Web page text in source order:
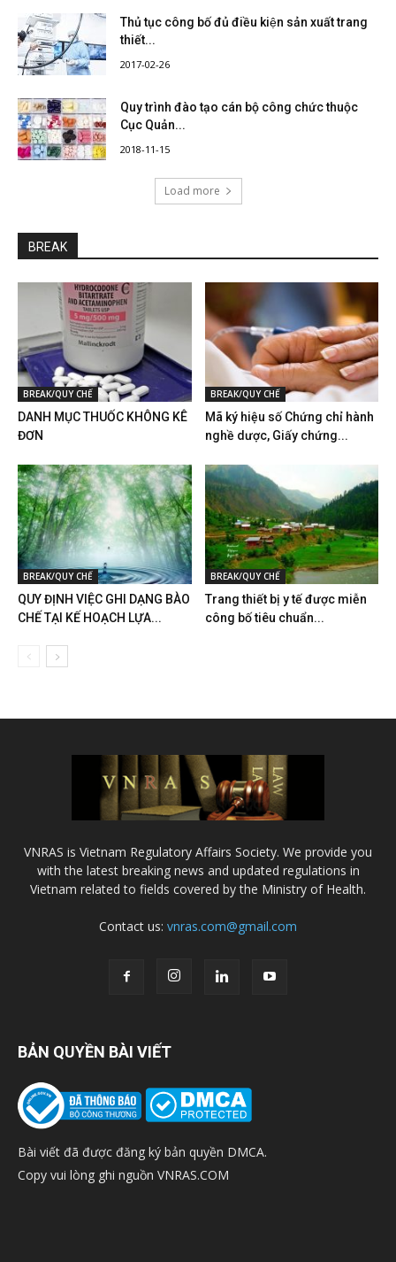
Thủ tục công bố đủ điều kiện sản xuất trang
thiết...
2017-02-26
Quy trình đào tạo cán bộ công chức thuộc
Cục Quản...
2018-11-15
Load more
BREAK
BREAK/QUY CHẾ
DANH MỤC THUỐC KHÔNG KÊ
ĐƠN
BREAK/QUY CHẾ
Mã ký hiệu số Chứng chỉ hành
nghề dược, Giấy chứng...
BREAK/QUY CHẾ
QUY ĐỊNH VIỆC GHI DẠNG BÀO
CHẾ TẠI KẾ HOẠCH LỰA...
BREAK/QUY CHẾ
Trang thiết bị y tế được miễn
công bố tiêu chuẩn...
VNRAS is Vietnam Regulatory Affairs Society. We provide you
with the latest breaking news and updated regulations in
Vietnam related to fields covered by the Ministry of Health.
Contact us: vnras.com@gmail.com
BẢN QUYỀN BÀI VIẾT
Bài viết đã được đăng ký bản quyền DMCA.
Copy vui lòng ghi nguồn VNRAS.COM